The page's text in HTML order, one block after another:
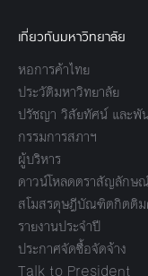
เกี่ยวกับมหาวิทยาลัย
หอการค้าไทย
ประวัติมหาวิทยาลัย
ปรัชญา วิสัยทัศน์ และพั
กรรมการสภาฯ
ผู้บริหาร
ดาวน์โหลดตราสัญลักษ
สโมสรดุษฎีบัณฑิตกิตติ
รายงานประจำปี
ประกาศจัดซื้อจัดจ้าง
Talk to President